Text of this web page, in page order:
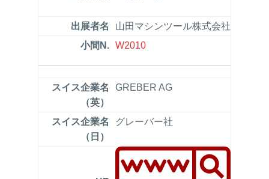
山田マシンツール株式会社
W2010
GREBER AG
グレーバー社